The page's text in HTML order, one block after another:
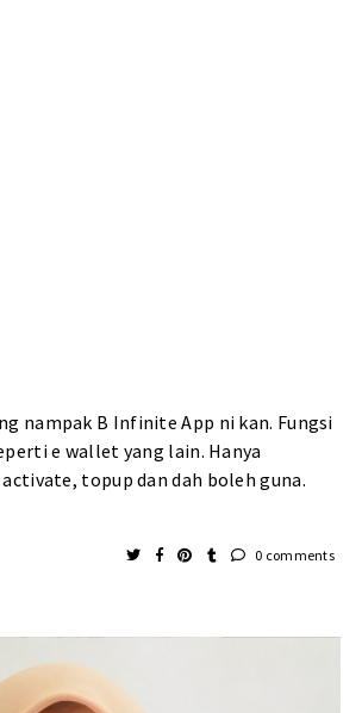
nampak B Infinite App ni kan. Fungsi
e wallet yang lain. Hanya
topup dan dah boleh guna.
0 comments